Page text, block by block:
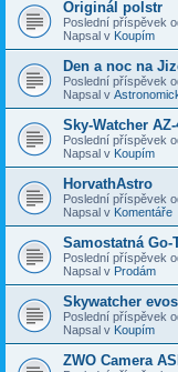
Originál polstr
Poslední příspěvek
Napsal v Koupím
Den a noc na
Poslední příspěvek
Napsal v
Sky-Watcher
Poslední příspěvek
Napsal v Koupím
HorvathAstro
Poslední příspěvek
Napsal v Komentáře
Samostatná
Poslední příspěvek
Napsal v Prodám
Skywatcher
Poslední příspěvek
Napsal v Koupím
ZWO Camera